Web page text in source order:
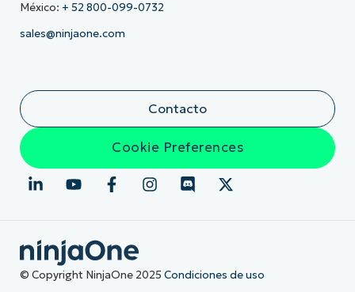
México: + 52 800-099-0732
sales@ninjaone.com
Contacto
Cookie Preferences
© Copyright NinjaOne 2025 Condiciones de uso